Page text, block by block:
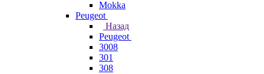
Mokka
Peugeot
Назад
Peugeot
3008
301
308